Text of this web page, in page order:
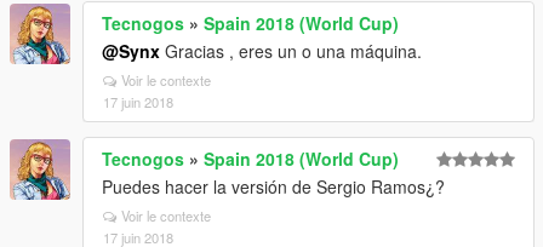
Tecnogos » Spain 2018 (World Cup)
@Synx Gracias , eres un o una máquina.
Voir le contexte
17 juin 2018
Tecnogos » Spain 2018 (World Cup)
Puedes hacer la versión de Sergio Ramos¿?
Voir le contexte
17 juin 2018